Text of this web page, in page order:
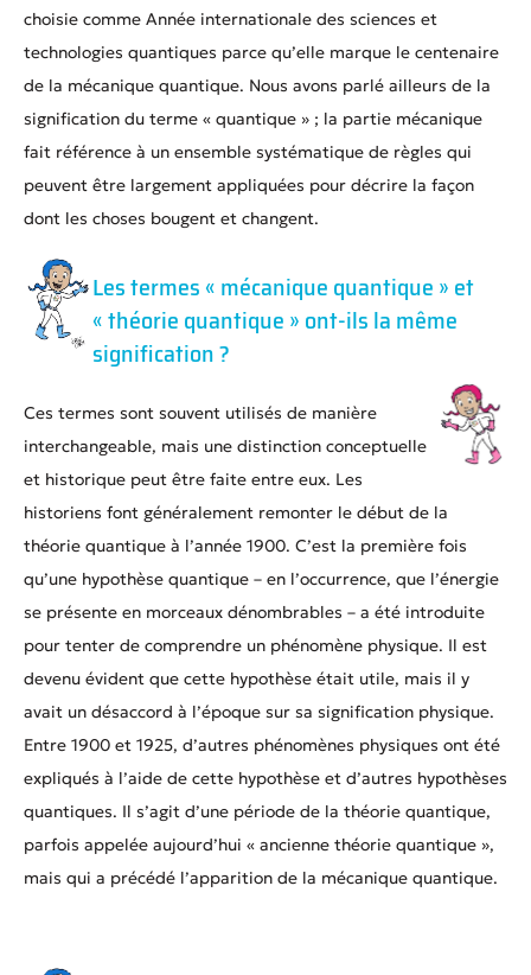
choisie comme Année internationale des sciences et
technologies quantiques parce qu’elle marque le centenaire
de la mécanique quantique. Nous avons parlé ailleurs de la
signification du terme « quantique » ; la partie mécanique
fait référence à un ensemble systématique de règles qui
peuvent être largement appliquées pour décrire la façon
dont les choses bougent et changent.
Les termes « mécanique quantique » et
« théorie quantique » ont-ils la même
signification ?
Ces termes sont souvent utilisés de manière
interchangeable, mais une distinction conceptuelle
et historique peut être faite entre eux. Les
historiens font généralement remonter le début de la
théorie quantique à l’année 1900. C’est la première fois
qu’une hypothèse quantique – en l’occurrence, que l’énergie
se présente en morceaux dénombrables – a été introduite
pour tenter de comprendre un phénomène physique. Il est
devenu évident que cette hypothèse était utile, mais il y
avait un désaccord à l’époque sur sa signification physique.
Entre 1900 et 1925, d’autres phénomènes physiques ont été
expliqués à l’aide de cette hypothèse et d’autres hypothèses
quantiques. Il s’agit d’une période de la théorie quantique,
parfois appelée aujourd’hui « ancienne théorie quantique »,
mais qui a précédé l’apparition de la mécanique quantique.